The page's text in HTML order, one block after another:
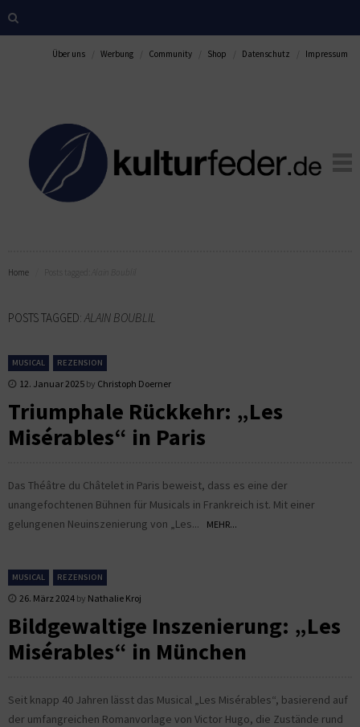
Über uns Werbung Community Shop Datenschutz Impressum
Home
POSTS TAGGED: ALAIN BOUBLIL
MUSICAL REZENSION
12. Januar 2025 by Christoph Doerner
Triumphale Rückkehr: „Les
Misérables“ in Paris
Das Théâtre du Châtelet in Paris beweist, dass es eine der
unangefochtenen Bühnen für Musicals in Frankreich ist. Mit einer
gelungenen Neuinszenierung von „Les...
MEHR...
MUSICAL REZENSION
26. März 2024 by Nathalie Kroj
Bildgewaltige Inszenierung: „Les
Misérables“ in München
Seit knapp 40 Jahren lässt das Musical „Les Misérables“, basierend auf
der umfangreichen Romanvorlage von Victor Hugo, die Zustände rund